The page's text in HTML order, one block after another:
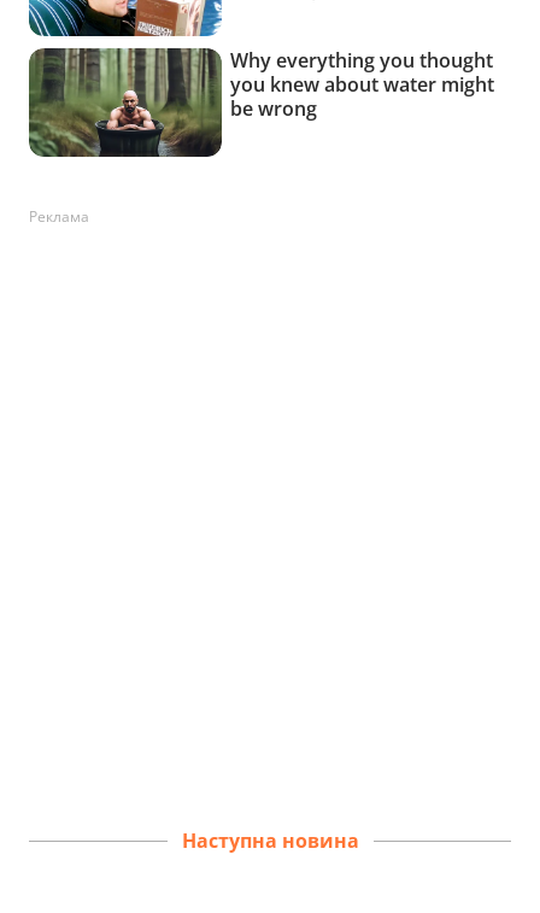
Реклама
Наступна новина